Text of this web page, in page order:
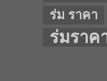
ร่ม ราคา
ร่มราค